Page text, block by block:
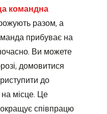
командна
разом, а
прибуває на
Ви можете
домовитися
до
місце. Це
співпрацю